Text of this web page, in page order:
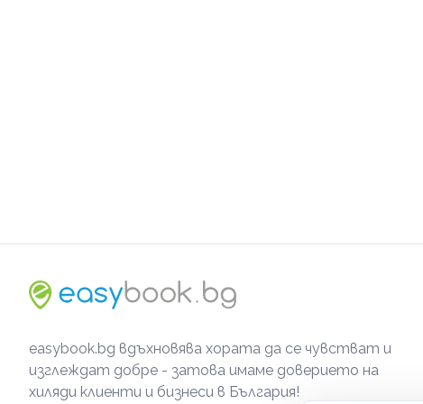
easybook.bg вдъхновява хората да се чувстват и
изглеждат добре - затова имаме доверието на
хиляди клиенти и бизнеси в България!